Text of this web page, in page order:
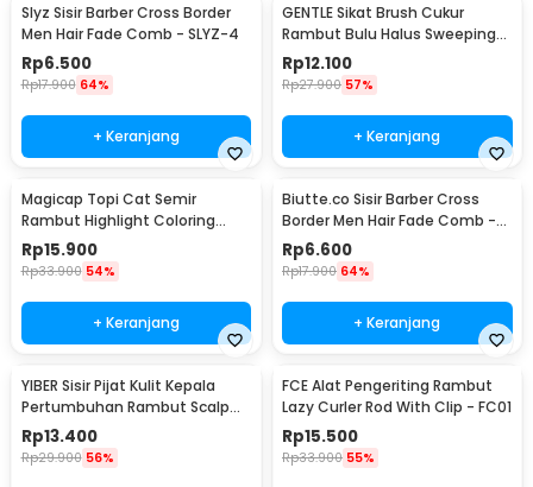
Slyz Sisir Barber Cross Border
Men Hair Fade Comb - SLYZ-4
Rp6.500
Rp17.900 64%
+ Keranjang
GENTLE Sikat Brush Cukur
Rambut Bulu Halus Sweeping
Hair Cleaning - G14
Rp12.100
Rp27.900 57%
+ Keranjang
Magicap Topi Cat Semir
Rambut Highlight Coloring
Bleaching Hair Cap - MC809
Rp15.900
Rp33.900 54%
+ Keranjang
Biutte.co Sisir Barber Cross
Border Men Hair Fade Comb -
SLYZ-5
Rp6.600
Rp17.900 64%
+ Keranjang
YIBER Sisir Pijat Kulit Kepala
Pertumbuhan Rambut Scalp
Applicator 6ml - YSP2
Rp13.400
Rp29.900 56%
FCE Alat Pengeriting Rambut
Lazy Curler Rod With Clip - FC01
Rp15.500
Rp33.900 55%